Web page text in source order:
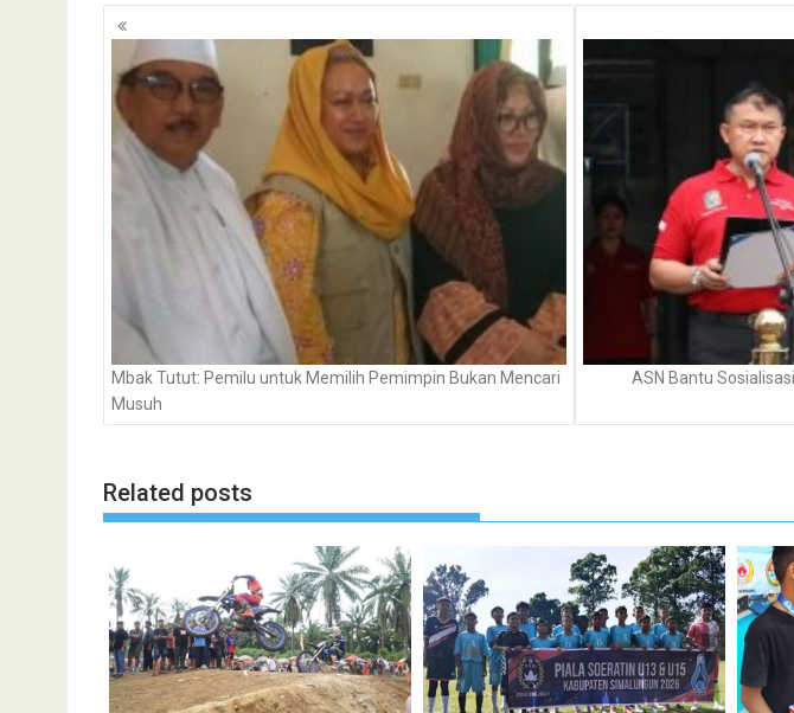
Navigasi
pos
Mbak Tutut: Pemilu untuk Memilih Pemimpin Bukan Mencari
Musuh
ASN Bantu
Related posts